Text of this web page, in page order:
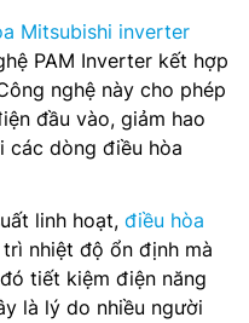
Mitsubishi inverter
PAM Inverter kết hợp
nghệ này cho phép
đầu vào, giảm hao
các dòng điều hòa
linh hoạt, điều hòa
nhiệt độ ổn định mà
tiết kiệm điện năng
là lý do nhiều người